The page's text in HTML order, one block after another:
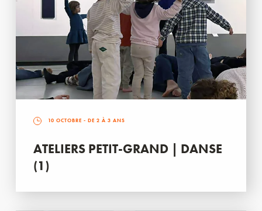
10 OCTOBRE - DE 2 À 3 ANS
ATELIERS PETIT-GRAND | DANSE
(1)